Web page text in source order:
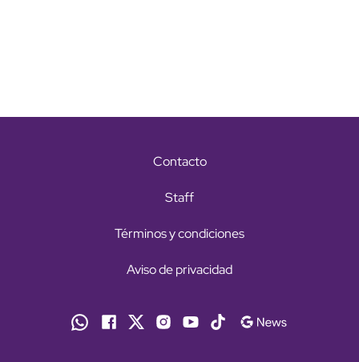
Contacto
Staff
Términos y condiciones
Aviso de privacidad